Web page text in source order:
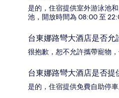
是的，住宿提供室外游泳池
池，開放時間為 08:00 至
台東娜路彎大酒店是否允
很抱歉，恕不允許攜帶寵物
台東娜路彎大酒店是否提
是的，住宿提供免費自助停